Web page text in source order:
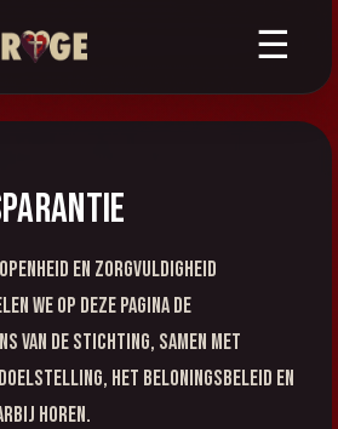
☰
en zorgvuldigheid
we op deze pagina de
van de stichting, samen met
het beloningsbeleid en
horen.